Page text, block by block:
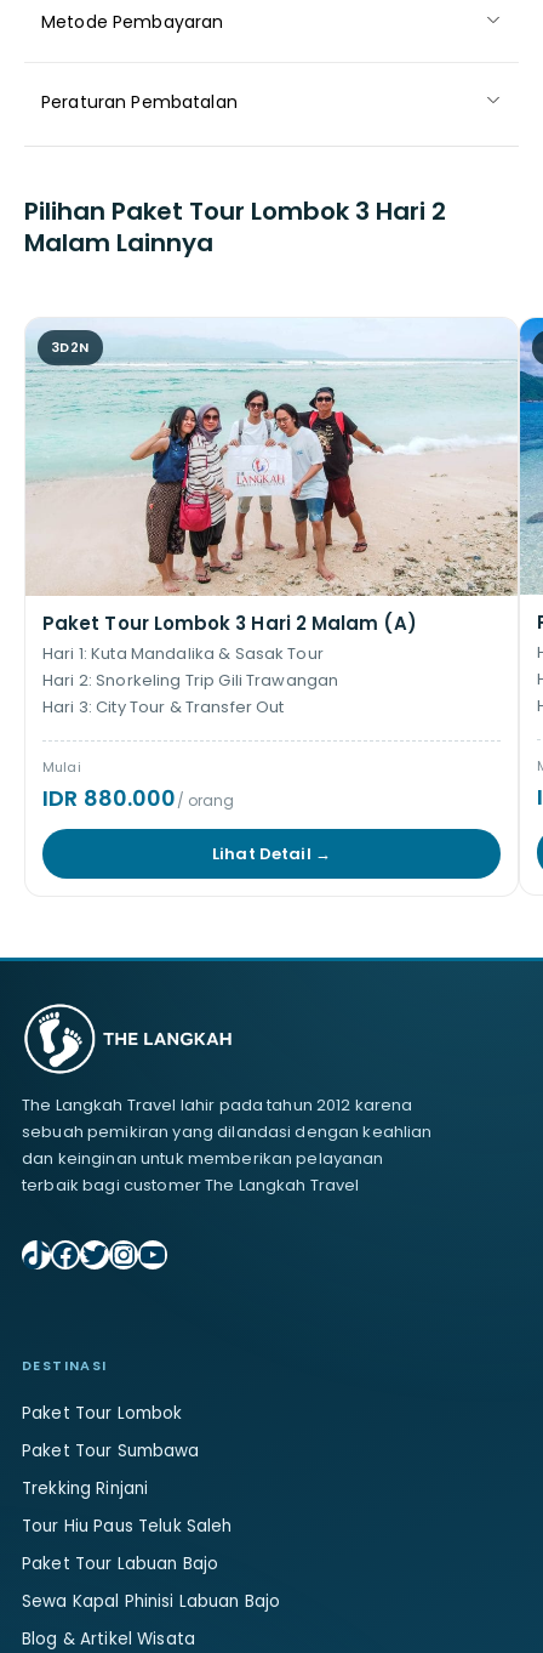
Metode Pembayaran
Peraturan Pembatalan
Pilihan Paket Tour Lombok 3 Hari 2
Malam Lainnya
3D2N
Paket Tour Lombok 3 Hari 2 Malam (A)
Hari 1: Kuta Mandalika & Sasak Tour
Hari 2: Snorkeling Trip Gili Trawangan
Hari 3: City Tour & Transfer Out
Mulai
IDR 880.000/ orang
Lihat Detail →
The Langkah Travel lahir pada tahun 2012 karena
sebuah pemikiran yang dilandasi dengan keahlian
dan keinginan untuk memberikan pelayanan
terbaik bagi customer The Langkah Travel
TikTok
Facebook
Twitter
Instagram
YouTube
DESTINASI
Paket Tour Lombok
Paket Tour Sumbawa
Trekking Rinjani
Tour Hiu Paus Teluk Saleh
Paket Tour Labuan Bajo
Sewa Kapal Phinisi Labuan Bajo
Blog & Artikel Wisata